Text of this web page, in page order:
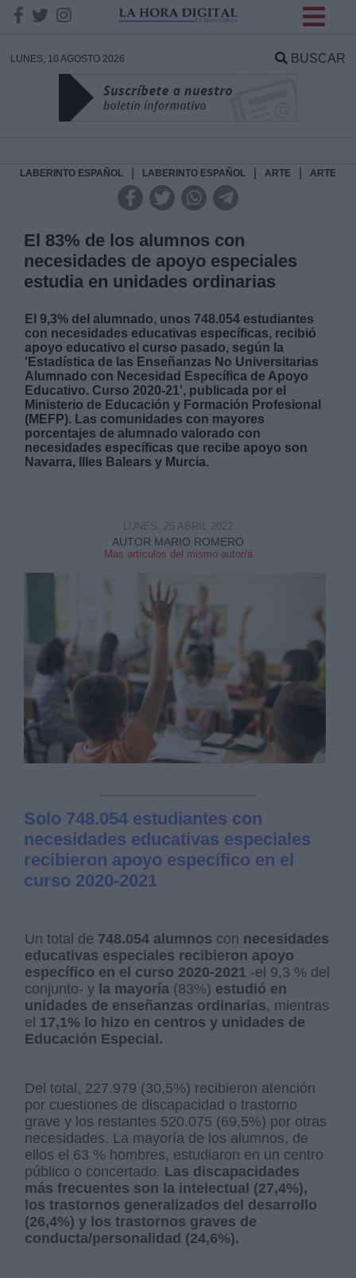
LUNES, 10 AGOSTO 2026 BUSCAR
LABERINTO ESPAÑOL LABERINTO ESPAÑOL ARTE ARTE
El 83% de los alumnos con
necesidades de apoyo especiales
estudia en unidades ordinarias
El 9,3% del alumnado, unos 748.054 estudiantes
con necesidades educativas específicas, recibió
apoyo educativo el curso pasado, según la
'Estadística de las Enseñanzas No Universitarias
Alumnado con Necesidad Específica de Apoyo
Educativo. Curso 2020-21', publicada por el
Ministerio de Educación y Formación Profesional
(MEFP). Las comunidades con mayores
porcentajes de alumnado valorado con
necesidades específicas que recibe apoyo son
Navarra, Illes Balears y Murcia.
AUTOR MARIO ROMERO
Mas artículos del mismo autor/a
LUNES, 25 ABRIL 2022
Solo 748.054 estudiantes con
necesidades educativas especiales
recibieron apoyo específico en el
curso 2020-2021
Un total de 748.054 alumnos con necesidades
educativas especiales recibieron apoyo
específico en el curso 2020-2021 -el 9,3 % del
conjunto- y la mayoría (83%) estudió en
unidades de enseñanzas ordinarias, mientras
el 17,1% lo hizo en centros y unidades de
Educación Especial.
Del total, 227.979 (30,5%) recibieron atención
por cuestiones de discapacidad o trastorno
grave y los restantes 520.075 (69,5%) por otras
necesidades. La mayoría de los alumnos, de
ellos el 63 % hombres, estudiaron en un centro
público o concertado. Las discapacidades
más frecuentes son la intelectual (27,4%),
los trastornos generalizados del desarrollo
(26,4%) y los trastornos graves de
conducta/personalidad (24,6%).
DATOS
Responsable:
Legitimación:
Destinatarios:
Derechos:
Información adicional